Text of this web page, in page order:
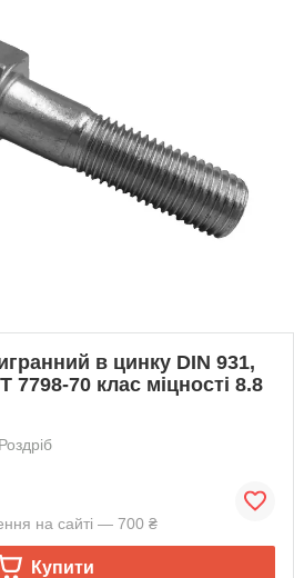
в цинку DIN 931,
70 клас міцності 8.8
Роздріб
на сайті — 700 ₴
Купити